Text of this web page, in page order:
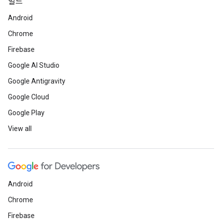
Android
Chrome
Firebase
Google AI Studio
Google Antigravity
Google Cloud
Google Play
View all
Android
Chrome
Firebase